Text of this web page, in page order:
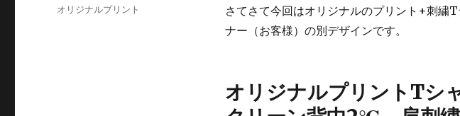
さてさて今回はオリジナルのプリント+刺繍T
ナー（お客様）の別デザインです。
オリジナルプリントTシ
カ
オリジナルプリント